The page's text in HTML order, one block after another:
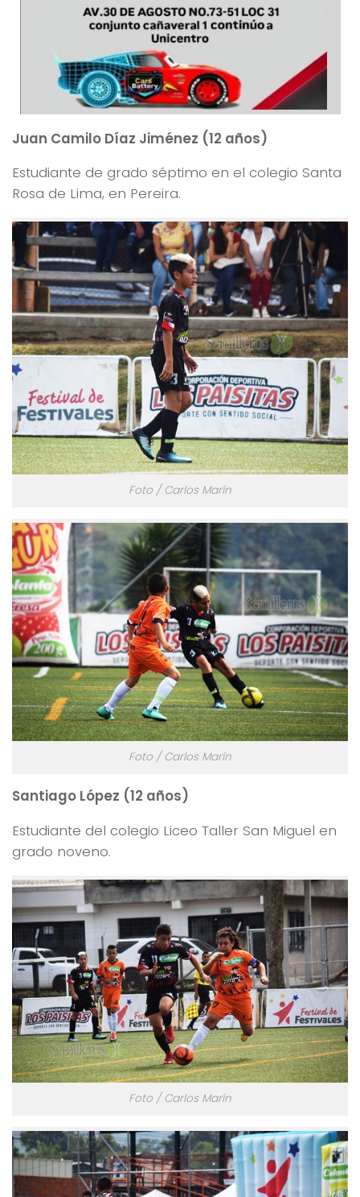
Juan Camilo Díaz Jiménez (12 años)
Estudiante de grado séptimo en el colegio Santa
Rosa de Lima, en Pereira.
Foto / Carlos Marín
Foto / Carlos Marín
Santiago López (12 años)
Estudiante del colegio Liceo Taller San Miguel en
grado noveno.
Foto / Carlos Marín